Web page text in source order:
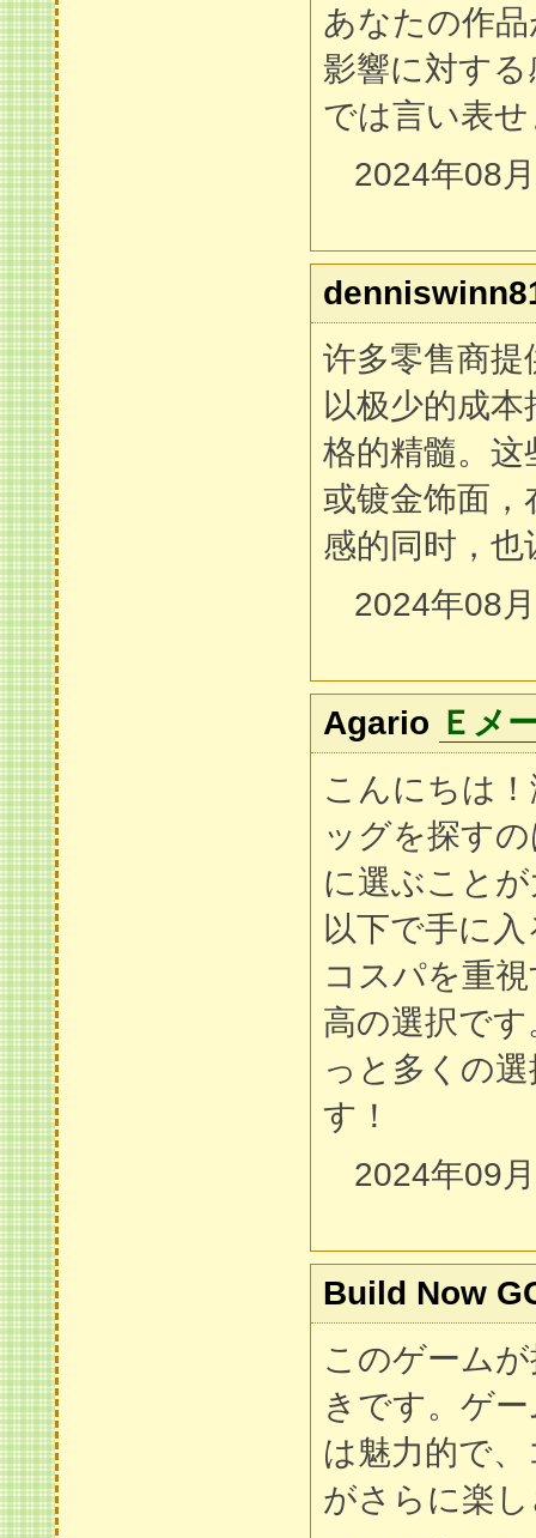
あなたの作
影響に対す
では言い表
2024年08
许多零售商提
以极少的成
格的精髓。这
或镀金饰面，
感的同时，也
2024年08
Agario
Ｅメ
こんにちは
ッグを探す
に選ぶこと
以下で手に
コスパを重
高の選択で
っと多くの
す！
2024年09
Build Now
このゲーム
きです。ゲ
は魅力的で
がさらに楽